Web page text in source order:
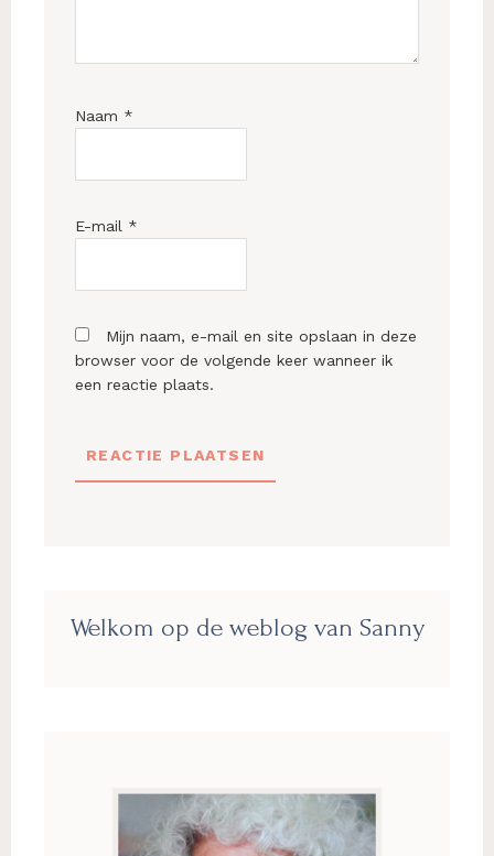
Naam *
E-mail *
Mijn naam, e-mail en site opslaan in deze
browser voor de volgende keer wanneer ik
een reactie plaats.
Sidebar
Welkom op de weblog van Sanny